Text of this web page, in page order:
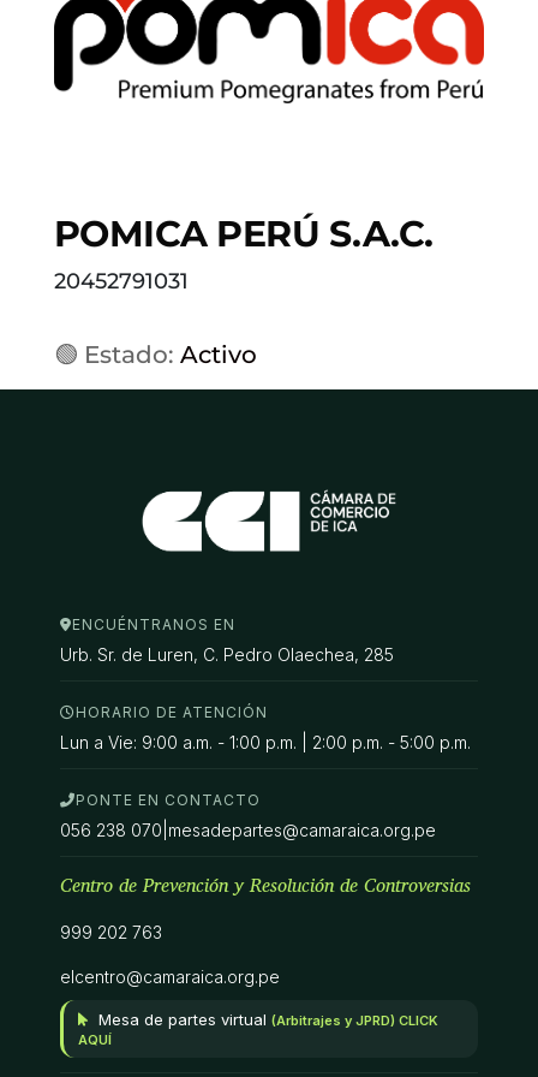
POMICA PERÚ S.A.C.
20452791031
🟢 Estado: Activo
ENCUÉNTRANOS EN
Urb. Sr. de Luren, C. Pedro Olaechea, 285
HORARIO DE ATENCIÓN
Lun a Vie: 9:00 a.m. - 1:00 p.m. | 2:00 p.m. - 5:00 p.m.
PONTE EN CONTACTO
056 238 070 mesadepartes@camaraica.org.pe
Centro de Prevención y Resolución de Controversias
999 202 763
elcentro@camaraica.org.pe
Mesa de partes virtual (Arbitrajes y JPRD) CLICK
AQUÍ